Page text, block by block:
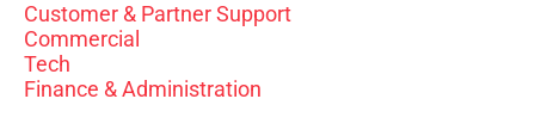
Customer & Partner Support
Commercial
Tech
Finance & Administration